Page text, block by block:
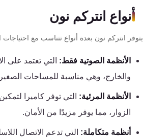
أنواع انتركم نون
انتركم نون بعدة أنواع تتناسب مع احتياجات
الأنظمة الصوتية فقط:التي تعتمد على
والخارج، وهي مناسبة للمساحات الصغيرة.
الأنظمة المرئية:التي توفر كاميرا
الزوار، مما يوفر مزيدًا من الأمان.
أنظمة متكاملة:التي تدعم الاتصال